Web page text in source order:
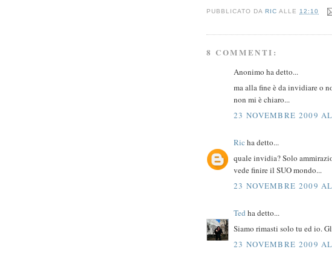
PUBBLICATO DARIC ALLE 12:10
8 COMMENTI:
Anonimo ha detto...
ma alla fine è da invidiare o
non mi è chiaro...
23 NOVEMBRE 2009
Ric ha detto...
quale invidia? Solo
vede finire il SUO mondo...
23 NOVEMBRE 2009
Ted ha detto...
Siamo rimasti solo tu ed io.
23 NOVEMBRE 2009